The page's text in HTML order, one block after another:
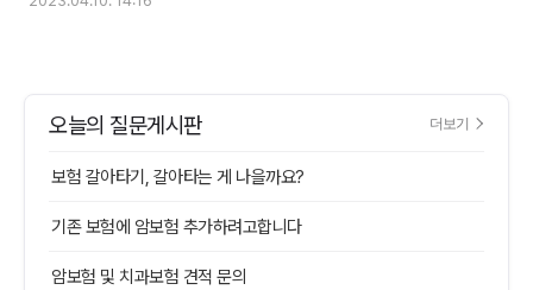
오늘의 질문게시판 더보기
보험 갈아타기, 갈아타는 게 나을까요?
기존 보험에 암보험 추가하려고합니다
암보험 및 치과보험 견적 문의